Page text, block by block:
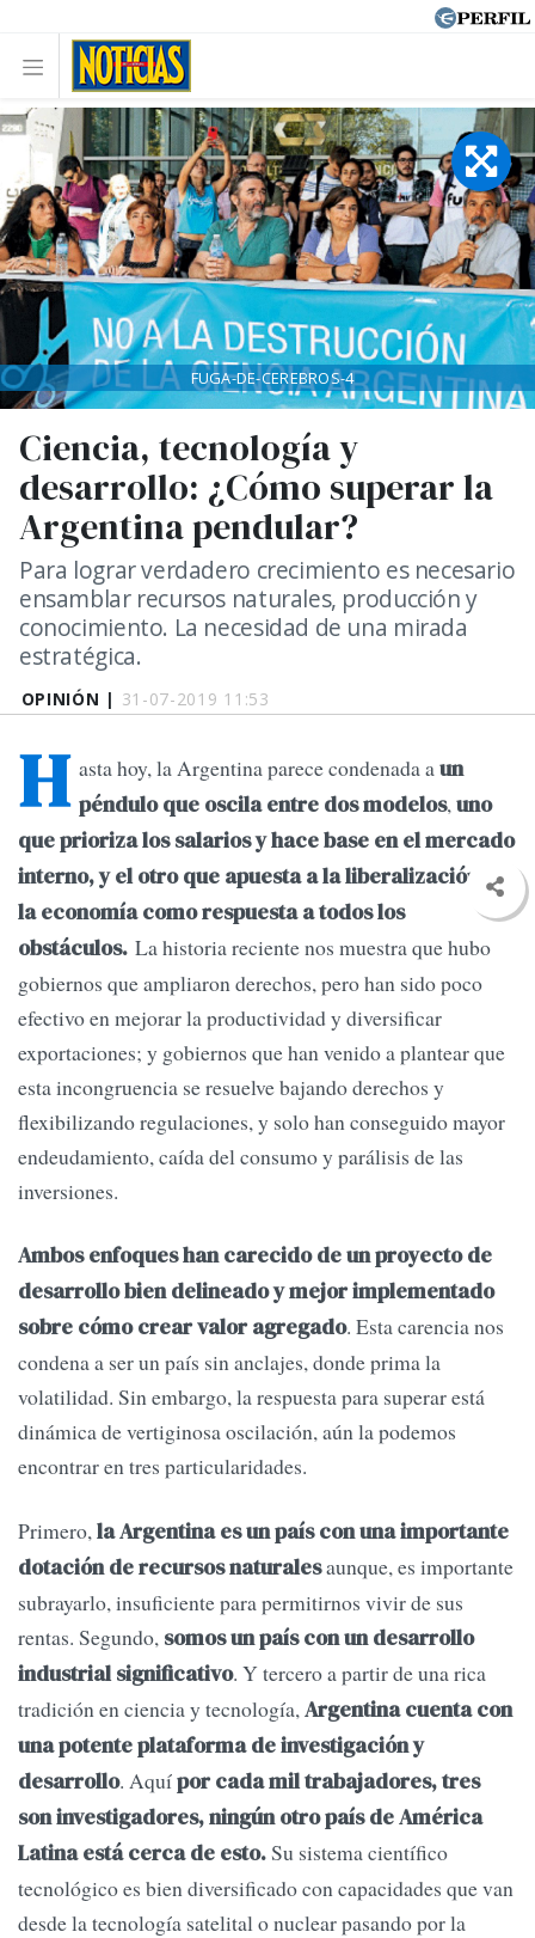
OPINIÓN | 31-07-2019 11:53
Ciencia, tecnología y
desarrollo: ¿Cómo superar la
Argentina pendular?
Para lograr verdadero crecimiento es necesario
ensamblar recursos naturales, producción y
conocimiento. La necesidad de una mirada
estratégica.
FUGA-DE-CEREBROS-4
H asta hoy, la Argentina parece condenada aun
péndulo que oscila entre dos modelos,uno
que prioriza los salarios y hace base en el mercado
interno, y el otro que apuesta a la liberalización de
la economía como respuesta a todos los
obstáculos. La historia reciente nos muestra que hubo
gobiernos que ampliaron derechos, pero han sido poco
efectivo en mejorar la productividad y diversificar
exportaciones; y gobiernos que han venido a plantear que
esta incongruencia se resuelve bajando derechos y
flexibilizando regulaciones, y solo han conseguido mayor
endeudamiento, caída del consumo y parálisis de las
inversiones.
Ambos enfoques han carecido de un proyecto de
desarrollo bien delineado y mejor implementado
sobre cómo crear valor agregado. Esta carencia nos
condena a ser un país sin anclajes, donde prima la
volatilidad. Sin embargo, la respuesta para superar está
dinámica de vertiginosa oscilación, aún la podemos
encontrar en tres particularidades.
Primero,la Argentina es un país con una importante
dotación de recursos naturalesaunque, es importante
subrayarlo, insuficiente para permitirnos vivir de sus
rentas. Segundo, somos un país con un desarrollo
industrial significativo. Y tercero a partir de una rica
tradición en ciencia y tecnología,Argentina cuenta con
una potente plataforma de investigación y
desarrollo. Aquípor cada mil trabajadores, tres
son investigadores, ningún otro país de América
Latina está cerca de esto.Su sistema científico
tecnológico es bien diversificado con capacidades que van
desde la tecnología satelital o nuclear pasando por la